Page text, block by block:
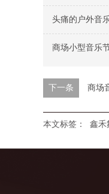
头痛的户外音
商场小型音乐
下一条 商场
本文标签： 鑫禾